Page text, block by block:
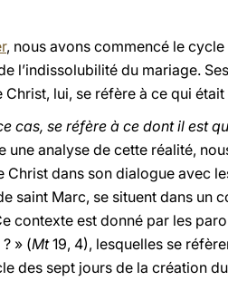
, nous avons commencé le
l’indissolubilité du mariage.
Christ, lui, se réfère à ce qui
cas, se réfère à ce dont il est
une analyse de cette réalité,
Christ dans son dialogue avec
saint Marc, se situent dans un
contexte est donné par les
» (Mt19, 4), lesquelles se
des sept jours de la création